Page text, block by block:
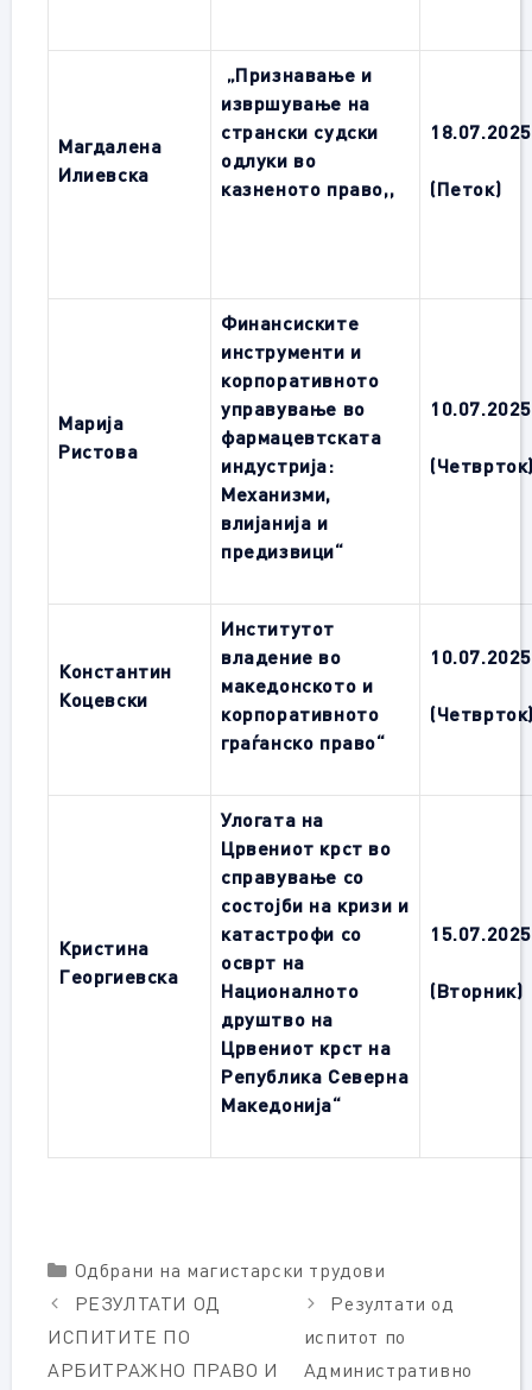
Магдалена
Илиевска
„Признавање и
извршување на
странски судски
одлуки во
казненото право,,
1 8.07.2025
(Петок)
Марија
Ристова
Финансиските
инструменти и
корпоративното
управување во
фармацевтската
индустрија:
Механизми,
влијанија и
предизвици“
10.07.2025
Константин
Коцевски
Институтот
владение во
македонското и
корпоративното
граѓанско право“
10.07.2025
Кристина
Георгиевска
Улогата на
Црвениот крст во
справување со
состојби на кризи и
катастрофи со
осврт на
Националното
друштво на
Црвениот крст на
Република Северна
Македонија“
15.07.2025
(Вторник)
Categories
Одбрани на магистарски трудови
РЕЗУЛТАТИ ОД
ИСПИТИТЕ ПО
АРБИТРАЖНО ПРАВО И
Резултати од
испитот по
Административно